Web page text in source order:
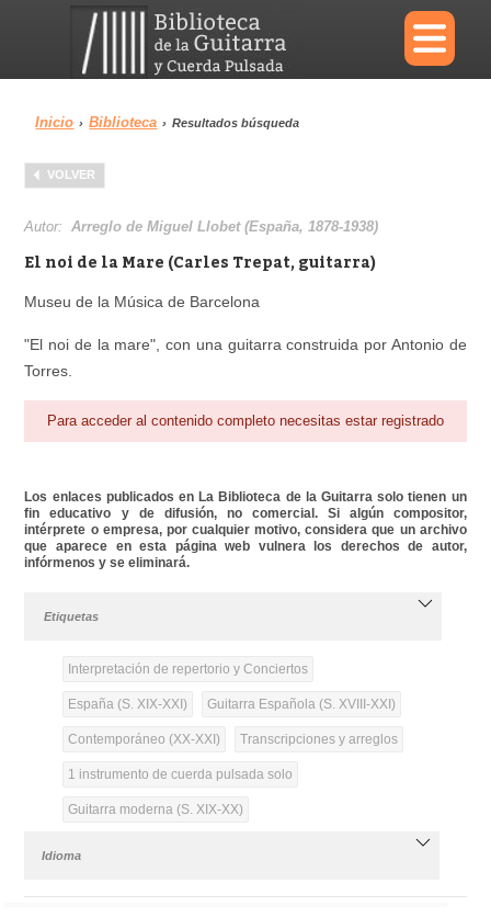
×
Menu
Biblioteca Diccionario
Área personal Reproductor
Inicio › Biblioteca › Resultados búsqueda
VOLVER
Autor:Arreglo de Miguel Llobet (España, 1878-1938)
El noi de la Mare (Carles Trepat, guitarra)
Museu de la Música de Barcelona
"El noi de la mare", con una guitarra construida por Antonio de
Torres.
Para acceder al contenido completo necesitas estar registrado
Los enlaces publicados en La Biblioteca de la Guitarra solo tienen un
fin educativo y de difusión, no comercial. Si algún compositor,
intérprete o empresa, por cualquier motivo, considera que un archivo
que aparece en esta página web vulnera los derechos de autor,
infórmenos y se eliminará.
Etiquetas
Interpretación de repertorio y Conciertos
España (S. XIX-XXI) Guitarra Española (S. XVIII-XXI)
Contemporáneo (XX-XXI) Transcripciones y arreglos
1 instrumento de cuerda pulsada solo
Guitarra moderna (S. XIX-XX)
Idioma